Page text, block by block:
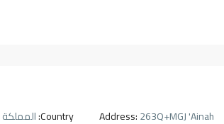
Address:263Q+MGJ 'Ainah
Country: المملكة